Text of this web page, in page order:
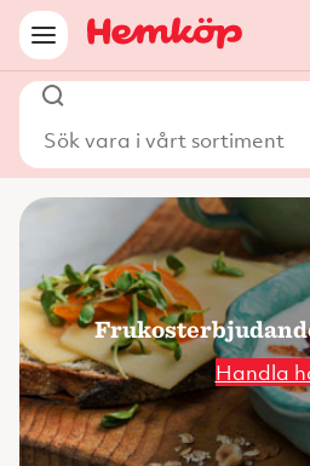
Handla